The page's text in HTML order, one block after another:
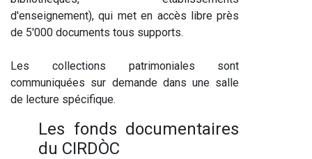
d'enseignement), qui met en accès libre près
de 5'000 documents tous supports.
Les collections patrimoniales sont
communiquées sur demande dans une salle
de lecture spécifique.
Les fonds documentaires
du CIRDÒC